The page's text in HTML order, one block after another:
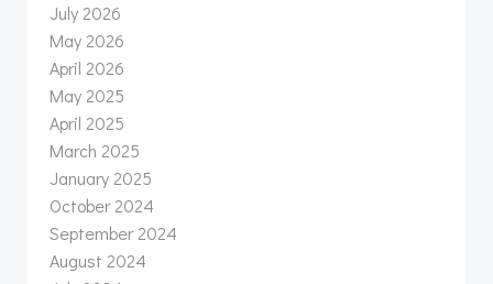
July 2026
May 2026
April 2026
May 2025
April 2025
March 2025
January 2025
October 2024
September 2024
August 2024